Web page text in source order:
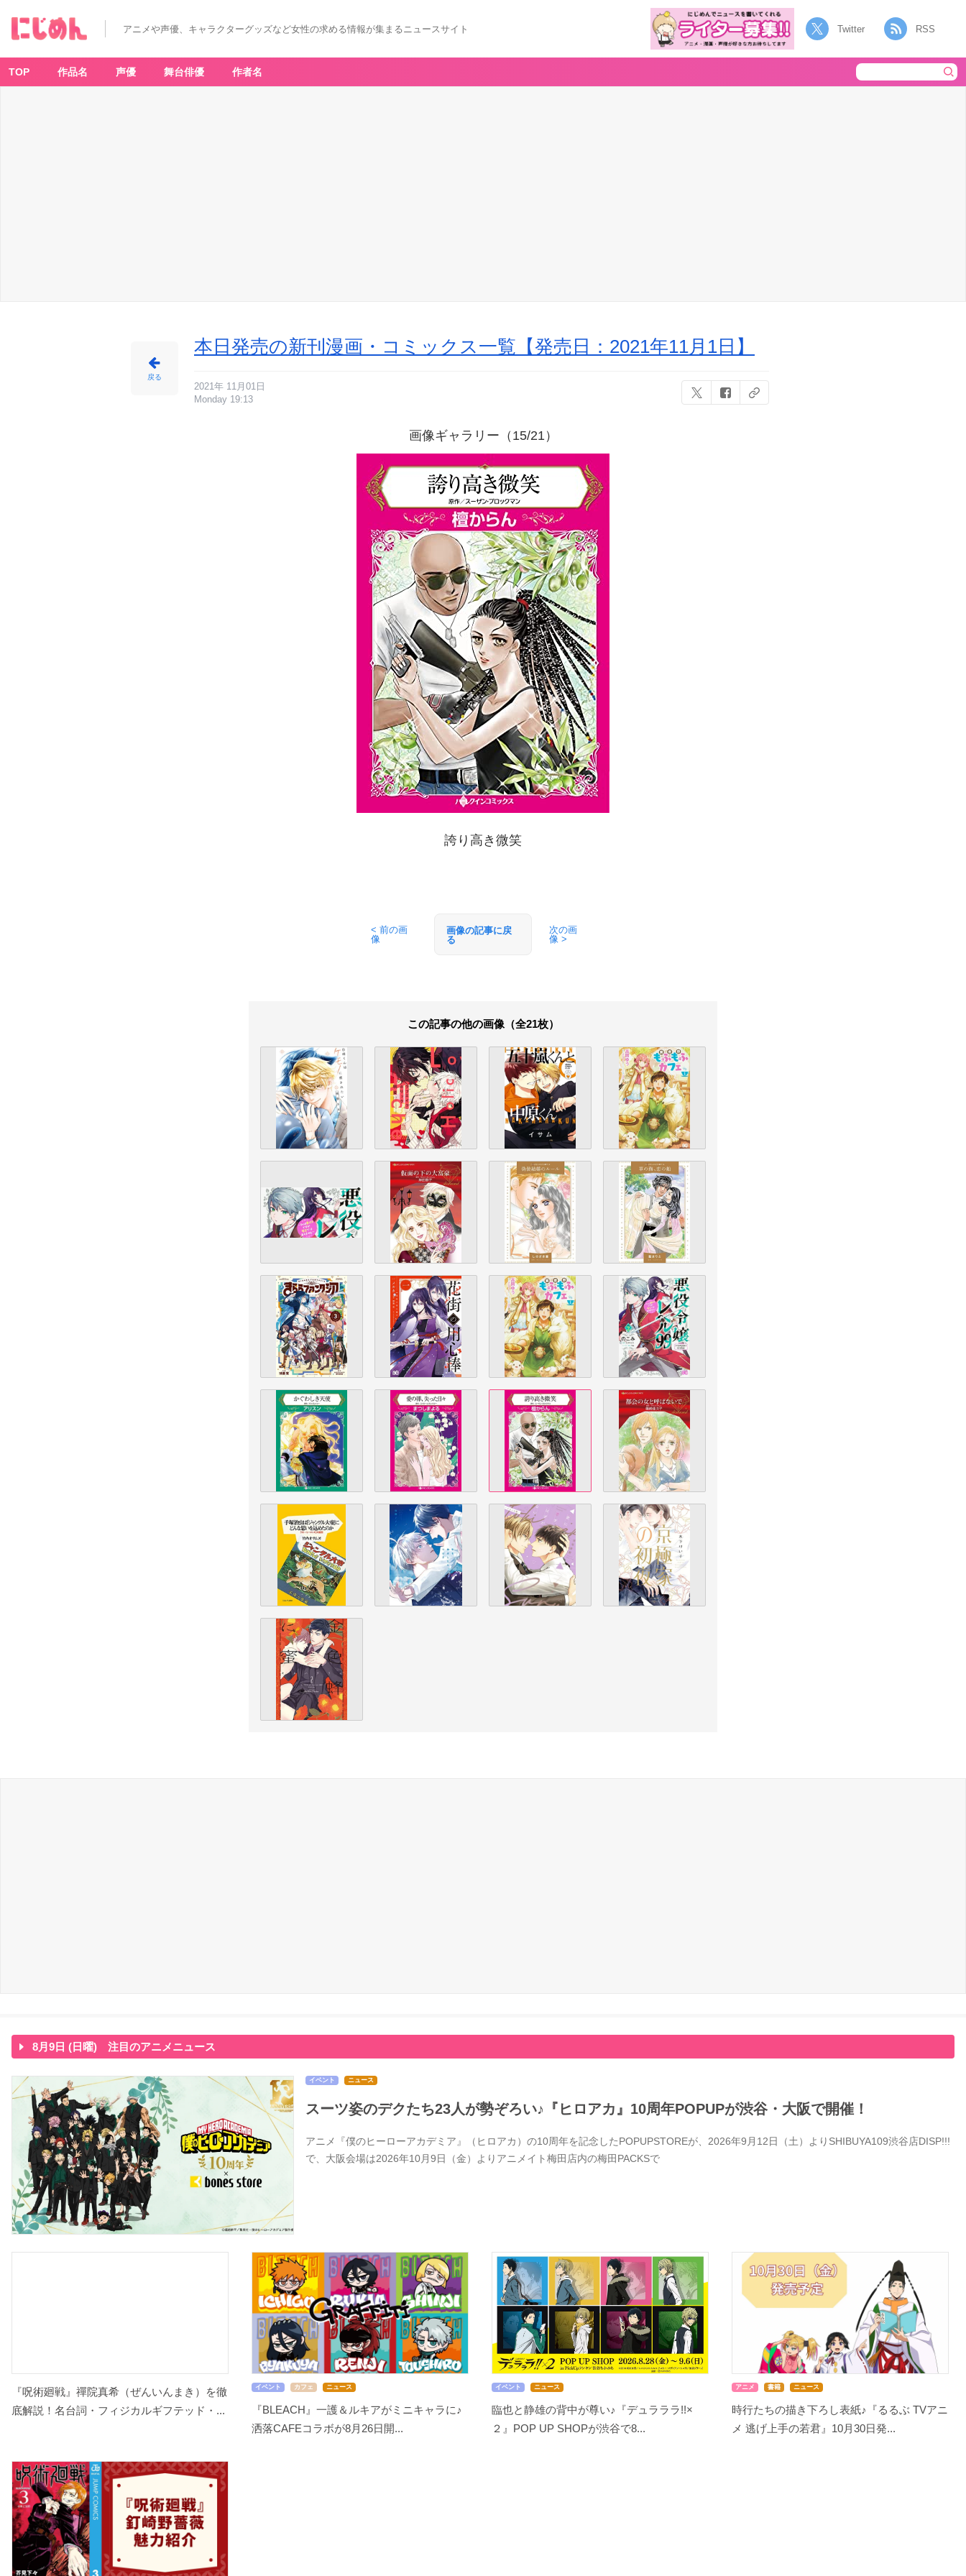
-
ニ
メ
情
アニメや声優、キャラクターグッズなど女性の求める情報が集まるニュースサイト Twitter RSS
TOP 作品名 声優 舞台俳優 作者名
戻る
本日発売の新刊漫画・コミックス一覧【発売日：2021年11月1日】
2021年 11月01日
Monday 19:13
画像ギャラリー（15/21）
誇り高き微笑
< 前の画
像
画像の記事に戻
る
次の画
像 >
この記事の他の画像（全21枚）
8月9日 (日曜) 注目のアニメニュース
イベント ニュース
スーツ姿のデクたち23人が勢ぞろい♪『ヒロアカ』10周年POPUPが渋谷・大阪で開催！
アニメ『僕のヒーローアカデミア』（ヒロアカ）の10周年を記念したPOPUPSTOREが、2026年9月12日（土）よりSHIBUYA109渋谷店DISP!!!
で、大阪会場は2026年10月9日（金）よりアニメイト梅田店内の梅田PACKSで
『呪術廻戦』禪院真希（ぜんいんまき）を徹
底解説！名台詞・フィジカルギフテッド・...
イベント カフェ ニュース
『BLEACH』一護＆ルキアがミニキャラに♪
洒落CAFEコラボが8月26日開...
イベント ニュース
臨也と静雄の背中が尊い♪『デュラララ!!×
２』POP UP SHOPが渋谷で8...
アニメ 書籍 ニュース
時行たちの描き下ろし表紙♪『るるぶ TVアニ
メ 逃げ上手の若君』10月30日発...